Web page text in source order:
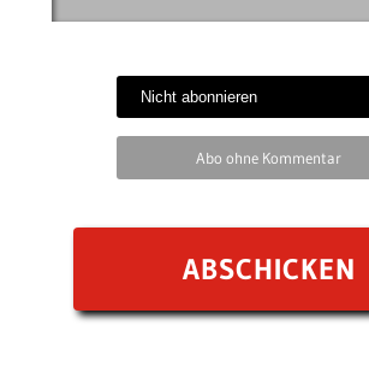
Abo ohne Kommentar